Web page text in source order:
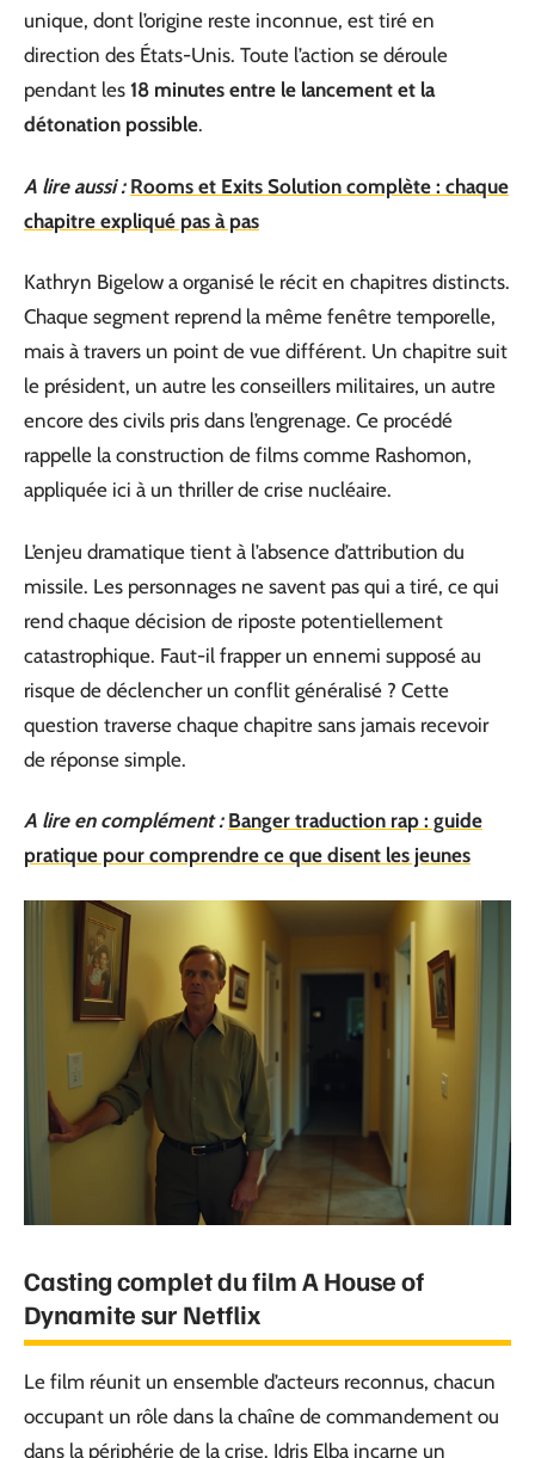
unique, dont l’origine reste inconnue, est tiré en
direction des États-Unis. Toute l’action se déroule
pendant les 18 minutes entre le lancement et la
détonation possible.
A lire aussi : Rooms et Exits Solution complète : chaque
chapitre expliqué pas à pas
Kathryn Bigelow a organisé le récit en chapitres distincts.
Chaque segment reprend la même fenêtre temporelle,
mais à travers un point de vue différent. Un chapitre suit
le président, un autre les conseillers militaires, un autre
encore des civils pris dans l’engrenage. Ce procédé
rappelle la construction de films comme Rashomon,
appliquée ici à un thriller de crise nucléaire.
L’enjeu dramatique tient à l’absence d’attribution du
missile. Les personnages ne savent pas qui a tiré, ce qui
rend chaque décision de riposte potentiellement
catastrophique. Faut-il frapper un ennemi supposé au
risque de déclencher un conflit généralisé ? Cette
question traverse chaque chapitre sans jamais recevoir
de réponse simple.
A lire en complément : Banger traduction rap : guide
pratique pour comprendre ce que disent les jeunes
Casting complet du film A House of
Dynamite sur Netflix
Le film réunit un ensemble d’acteurs reconnus, chacun
occupant un rôle dans la chaîne de commandement ou
dans la périphérie de la crise. Idris Elba incarne un